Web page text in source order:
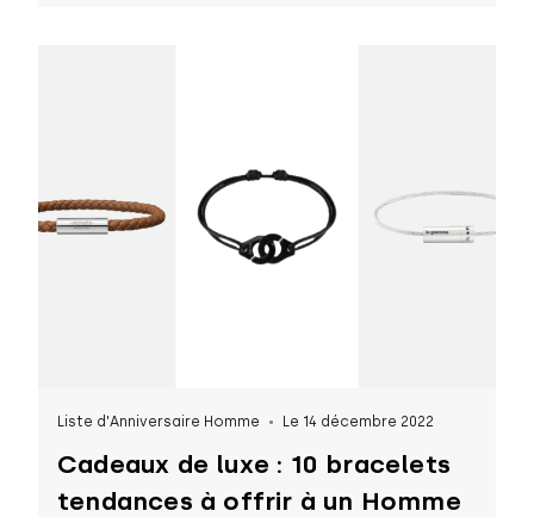
Liste d'Anniversaire Homme Le 14 décembre 2022
Cadeaux de luxe : 10 bracelets
tendances à offrir à un Homme